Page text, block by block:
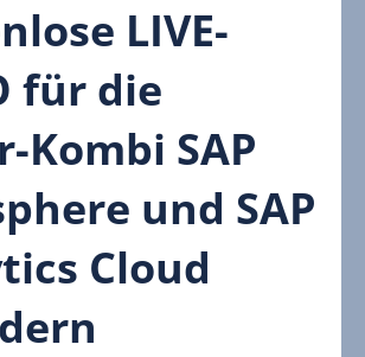
LIVE-
für die
Kombi SAP
und SAP
Cloud